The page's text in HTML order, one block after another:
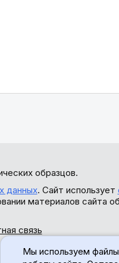
образцов.
данных. Сайт использует
материалов сайта
связь
Мы используем